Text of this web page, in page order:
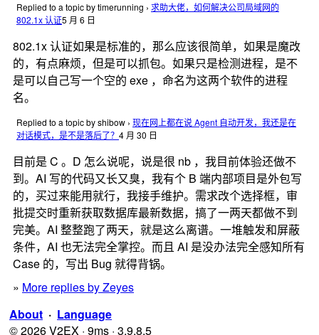
Replied to a topic by timerunning › 求助大佬，如何解决公司局域网的
802.1x 认证5 月 6 日
802.1x 认证如果是标准的，那么应该很简单，如果是魔改
的，有点麻烦，但是可以抓包。如果只是检测进程，是不
是可以自己写一个空的 exe ，命名为这两个软件的进程
名。
Replied to a topic by shibow › 现在网上都在说 Agent 自动开发，我还是在
对话模式，是不是落后了？ 4 月 30 日
目前是 C 。D 怎么说呢，说是很 nb ，我目前体验还做不
到。AI 写的代码又长又臭，我有个 B 端内部项目是外包写
的，买过来能用就行，我接手维护。需求改个选择框，审
批提交时重新获取数据库最新数据，搞了一两天都做不到
完美。AI 整整跑了两天，就是这么离谱。一堆触发和屏蔽
条件，AI 也无法完全掌控。而且 AI 是没办法完全感知所有
Case 的，写出 Bug 就得背锅。
» More replies by Zeyes
About · Language
© 2026 V2EX · 9ms · 3.9.8.5